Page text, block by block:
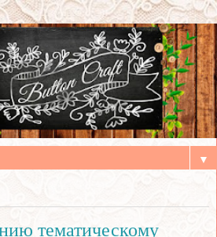
▼
тематическому